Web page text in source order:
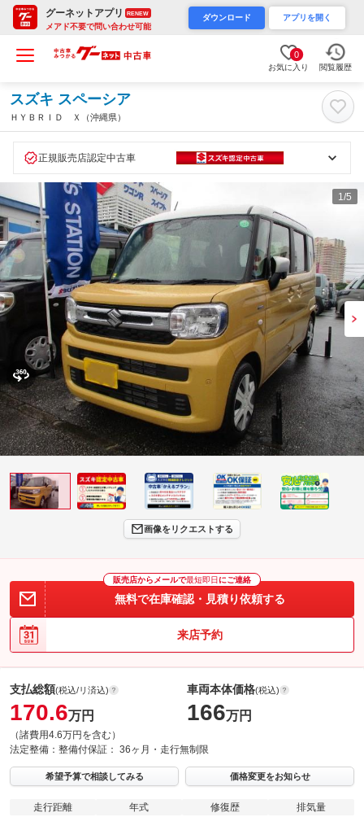
グーネットアプリ RENEW
メアド不要で問い合わせ可能
ダウンロード アプリを開く
0
お気に入り 閲覧履歴
スズキ スペーシア
ＨＹＢＲＩＤ Ｘ（沖縄県）
正規販売店認定中古車
1 /5
画像をリクエストする
販売店からメールで最短即日 にご連絡
無料で在庫確認・見積り依頼する
来店予約
支払総額(税込/リ済込)
170.6万円
（諸費用4.6万円を含む）
車両本体価格(税込)
166万円
法定整備： 整備付保証： 36ヶ月・走行無制限
希望予算で相談してみる 価格変更をお知らせ
走行距離 年式 修復歴 排気量